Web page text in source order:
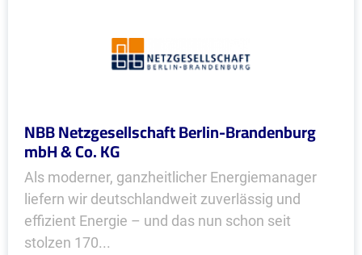
NBB Netzgesellschaft Berlin-Brandenburg
mbH & Co. KG
Als moderner, ganzheitlicher Energiemanager
liefern wir deutschlandweit zuverlässig und
effizient Energie – und das nun schon seit
stolzen 170...